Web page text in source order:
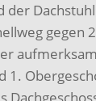
der
gegen
1.